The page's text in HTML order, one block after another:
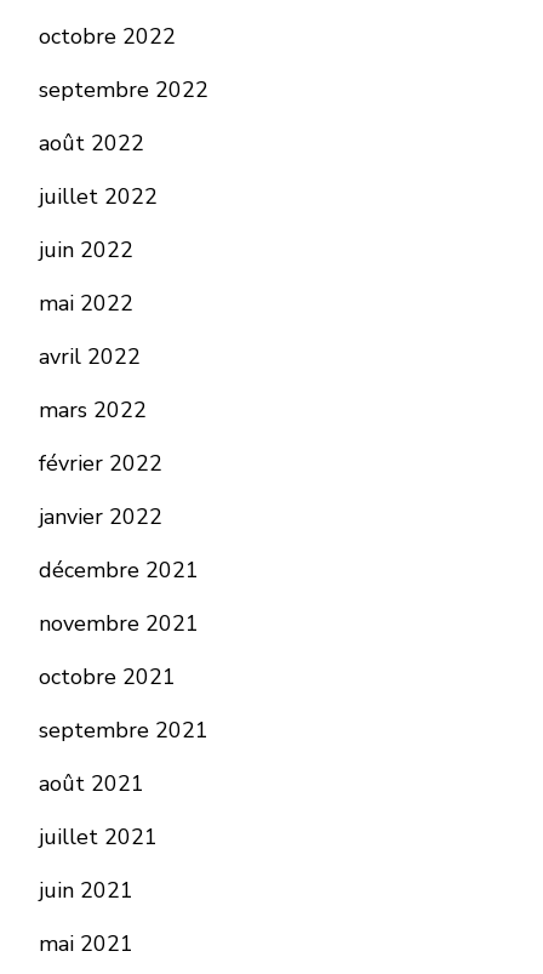
octobre 2022
septembre 2022
août 2022
juillet 2022
juin 2022
mai 2022
avril 2022
mars 2022
février 2022
janvier 2022
décembre 2021
novembre 2021
octobre 2021
septembre 2021
août 2021
juillet 2021
juin 2021
mai 2021